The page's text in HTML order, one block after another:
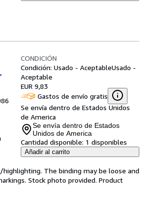
CONDICIÓN
Condición: Usado - AceptableUsado -
Aceptable
EUR 9,83
Gastos de envío gratis
Se envía dentro de Estados Unidos
de America
Se envía dentro de Estados
Unidos de America
Cantidad disponible: 1 disponibles
Añadir al carrito
highlighting. The binding may be loose and
Stock photo provided. Product